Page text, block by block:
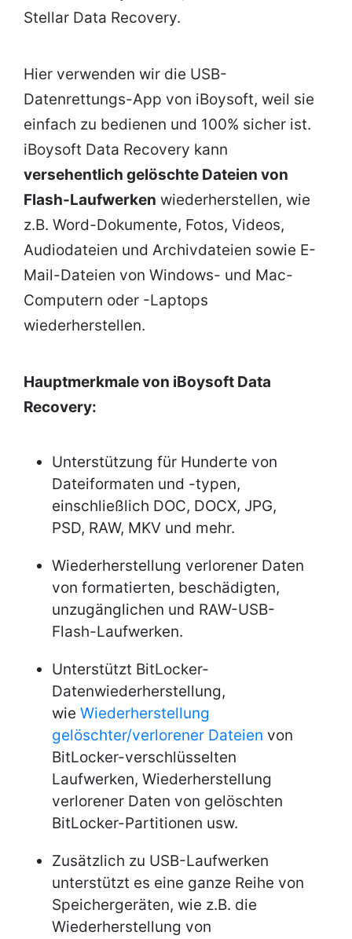
Stellar Data Recovery.
Hier verwenden wir die USB-
Datenrettungs-App von iBoysoft, weil sie
einfach zu bedienen und 100% sicher ist.
iBoysoft Data Recovery kann
versehentlich gelöschte Dateien von
Flash-Laufwerken wiederherstellen, wie
z.B. Word-Dokumente, Fotos, Videos,
Audiodateien und Archivdateien sowie E-
Mail-Dateien von Windows- und Mac-
Computern oder -Laptops
wiederherstellen.
Hauptmerkmale von iBoysoft Data
Recovery:
Unterstützung für Hunderte von
Dateiformaten und -typen,
einschließlich DOC, DOCX, JPG,
PSD, RAW, MKV und mehr.
Wiederherstellung verlorener Daten
von formatierten, beschädigten,
unzugänglichen und RAW-USB-
Flash-Laufwerken.
Unterstützt BitLocker-
Datenwiederherstellung,
wie Wiederherstellung
gelöschter/verlorener Dateien von
BitLocker-verschlüsselten
Laufwerken, Wiederherstellung
verlorener Daten von gelöschten
BitLocker-Partitionen usw.
Zusätzlich zu USB-Laufwerken
unterstützt es eine ganze Reihe von
Speichergeräten, wie z.B. die
Wiederherstellung von